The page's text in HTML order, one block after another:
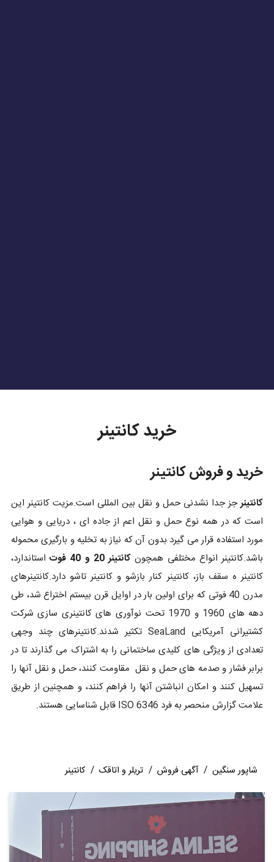
خرید کانتینر
خرید و فروش کانتینر
کانتینرجز جدا نشدنی حمل و نقل بین المللی است.مزیت کانتینر این
است که در همه نوع حمل و نقل اعم از جاده ای ، دریایی و هوایی
مورد استفاده قرار می گیرد بدون آن که نیاز به تخلیه و بارگیری محموله
باشد.کانتینر انواع مختلفی همچون کانتینر 20 و 40 فوت
استاندارد،
کانتینر ه سقف باز، کانتینر کنار بازشو و کانتینر تاشو دارد.کانتینرهای
مدرن 40 فوتی که برای اولین بار در اوایل قرن بیستم اختراع شد، طی
دهه های 1960 و 1970 تحت نوآوری های کانتینری سازی شرکت
کشتیرانی آمریکایی SeaLand تکثیر شدند.کانتینرهای چند وجهی
تعدادی از ویژگی های کلیدی ساختمانی را به اشتراک می گذارند تا در
برابر فشار و صدمه های حمل و نقل مقاومت کنند، حمل و نقل آنها را
تسهیل کنند و امکان انباشتن آنها را فراهم کنند، و همچنین از طریق
علامت گزارش منحصر به فرد ISO 6346 قابل شناسایی هستند.
شاپور سنگین / آگهی فروش / تریلر و اتاقک / کانتینر